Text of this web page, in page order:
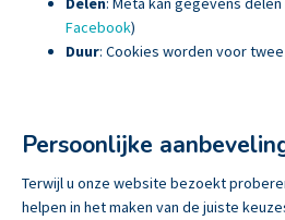
Facebook)
Duur: Cookies worden voor
Persoonlijke
Terwijl u onze website bezoekt
helpen in het maken van de juiste